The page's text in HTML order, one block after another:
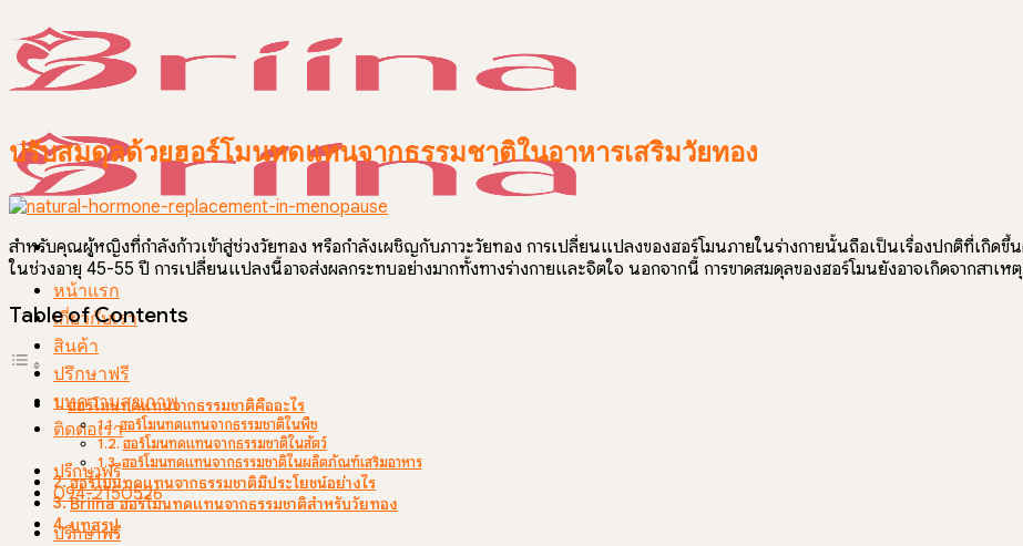
to
content
หน้าแรก
เกี่ยวกับเรา
สินค้า
ปรึกษาฟรี
บทความสุขภาพ
ติดต่อเรา
ปรึกษาฟรี
094-2150526
ปรึกษาฟรี
ปรับสมดุลด้วยฮอร์โมนทดแทนจากธรรมชาติในอาหารเสริมวัยทอง
สำหรับคุณผู้หญิงที่กำลังก้าวเข้าสู่ช่วงวัยทอง หรือกำลังเผชิญกับภาวะวัยทอง การเปลี่ยนแปลงของฮอร์โมนภายในร่างกายนั้นถือเป็นเรื่องปกติที่เกิดขึ้
ในช่วงอายุ 45-55 ปี การเปลี่ยนแปลงนี้อาจส่งผลกระทบอย่างมากทั้งทางร่างกายและจิตใจ นอกจากนี้ การขาดสมดุลของฮอร์โมนยังอาจเกิดจากสาเห
Table of Contents
ฮอร์โมนทดแทนจากธรรมชาติคืออะไร
ฮอร์โมนทดแทนจากธรรมชาติในพืช
ฮอร์โมนทดแทนจากธรรมชาติในสัตว์
ฮอร์โมนทดแทนจากธรรมชาติในผลิตภัณฑ์เสริมอาหาร
ฮอร์โมนทดแทนจากธรรมชาติมีประโยชน์อย่างไร
Briina ฮอร์โมนทดแทนจากธรรมชาติสำหรับวัยทอง
บทสรุป